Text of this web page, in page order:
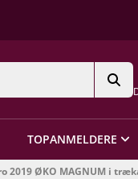
TOPANMELDERE
2019 ØKO MAGNUM i